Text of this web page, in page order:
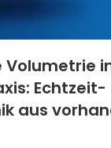
Volumetrie
Echtzeit-
aus